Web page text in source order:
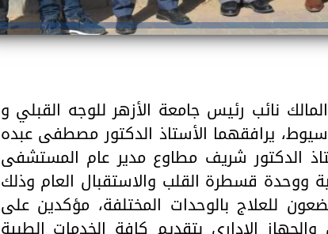
نائب رئيس جامعة الأزهر للوجه القبلي و
يرافقهما الأستاذ الدكتور مصطفى عبده
الدكتور شريف مطاوع مدير عام المستشفى
ووحدة قسطرة القلب والاستقبال العام وذلك
للعلاج بالوحدات المختلفة، مؤكدين على